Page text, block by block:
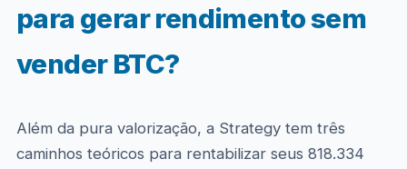
para gerar rendimento sem
vender BTC?
Além da pura valorização, a Strategy tem três
caminhos teóricos para rentabilizar seus 818.334